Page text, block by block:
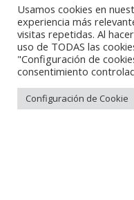
E-mail:
Puedes encontrarnos
Usamos cookies en
experiencia más
visitas repetidas. Al
uso de TODAS las
"Configuración de
consentimiento
Configuración de Cookie